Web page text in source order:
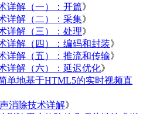
详解（一）：开篇》
详解（二）：采集》
详解（三）：处理》
详解（四）：编码和封装》
详解（五）：推流和传输》
详解（六）：延迟优化》
单地基于HTML5的实时视频直
消除技术详解》